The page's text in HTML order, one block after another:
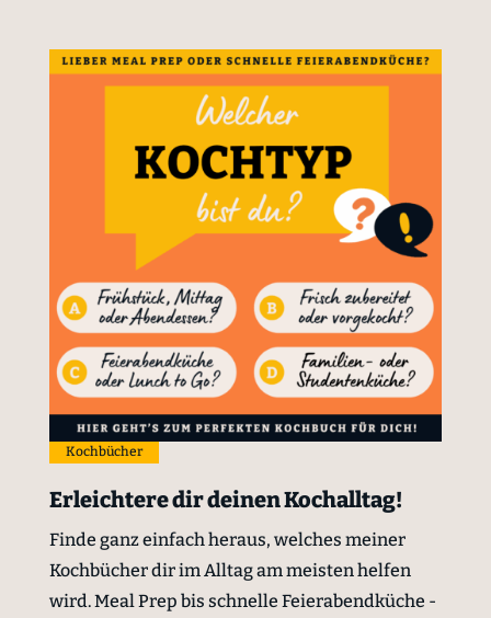
Kochbücher
Erleichtere dir deinen Kochalltag!
Finde ganz einfach heraus, welches meiner
Kochbücher dir im Alltag am meisten helfen
wird. Meal Prep bis schnelle Feierabendküche -